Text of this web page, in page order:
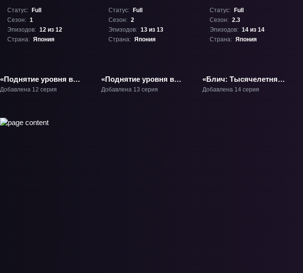
Статус:
Full
Сезон: 1
Эпизодов: 12 из 12
Страна: Япония
«Поднятие уровня в
одиночку» ТВ-1
Добавлена 12 серия
Статус:
Full
Сезон: 2
Эпизодов: 13 из 13
Страна: Япония
«Поднятие уровня в
одиночку 2: Восстаньте
Добавлена 13 серия
Статус:
Full
Сезон: 2.3
Эпизодов: 14 из 14
Страна: Япония
«Блич: Тысячелетняя
кровавая война —
Добавлена 14 серия